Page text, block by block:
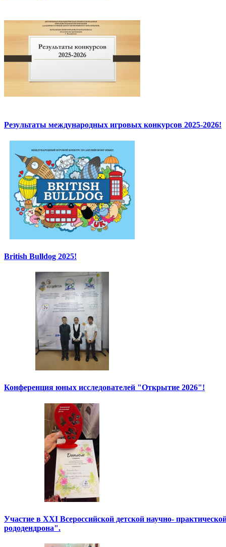
Результаты международных игровых конкурсов 2025-2026!
British Bulldog 2025!
Конференция юных исследователей "Открытие 2026"!
Участие в XXI Всероссийской детской научно-
рододендрона".